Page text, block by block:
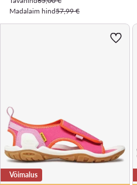
Madalaim hind57,99 €
Võimalus